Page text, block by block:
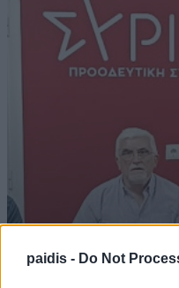
paidis - Do Not